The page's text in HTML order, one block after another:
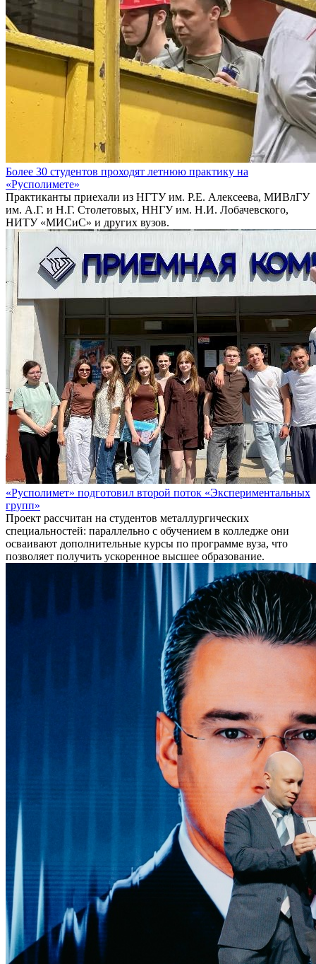
Более 30 студентов проходят летнюю практику на
«Русполимете»
Практиканты приехали из НГТУ им. Р.Е. Алексеева, МИВлГУ
им. А.Г. и Н.Г. Столетовых, ННГУ им. Н.И. Лобачевского,
НИТУ «МИСиС» и других вузов.
«Русполимет» подготовил второй поток «Экспериментальных
групп»
Проект рассчитан на студентов металлургических
специальностей: параллельно с обучением в колледже они
осваивают дополнительные курсы по программе вуза, что
позволяет получить ускоренное высшее образование.